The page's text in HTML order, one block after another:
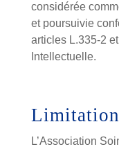
considérée
et poursuivie
articles L.335-2
Intellectuelle.
L’Association